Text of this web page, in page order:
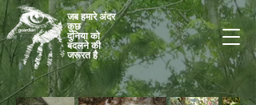
जब हमारे अंदर
कुछ
दुनिया को
बदलने की
जरूरत है